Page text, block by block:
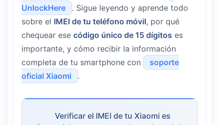
UnlockHere
. Sigue leyendo y aprende todo
sobre el IMEI de tu teléfono móvil, por qué
chequear ese código único de 15 dígitos es
importante, y cómo recibir la información
completa de tu smartphone con
soporte
oficial Xiaomi
.
Verificar el IMEI de tu Xiaomi es